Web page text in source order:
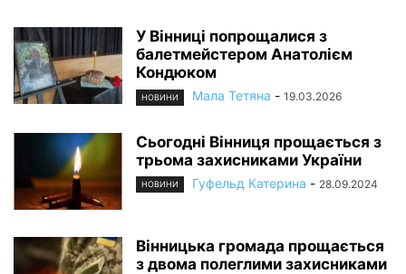
У Вінниці попрощалися з
балетмейстером Анатолієм
Кондюком
НОВИНИ Мала Тетяна - 19.03.2026
Сьогодні Вінниця прощається з
трьома захисниками України
НОВИНИ Гуфельд Катерина - 28.09.2024
Вінницька громада прощається
з двома полеглими захисниками